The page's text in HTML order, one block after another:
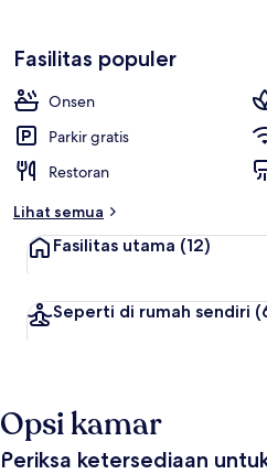
Fasilitas populer
Onsen
Parkir gratis
Restoran
Lihat semua
Fasilitas utama (12)
Seperti di rumah sendiri
Opsi kamar
Periksa ketersediaan